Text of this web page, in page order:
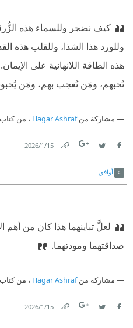
كيف نضجر وللسماء هذه
وللورد هذا الشذا، وللقلب هذه
هذه الطاقة اللانهائية على
نُحبهم، ومَن نُعجب بهم، ومَن
مشاركة منHagar Ashraf ، من كتاب
15‏/1‏/2026
أوافق
لعلَّ تباينهما هذا كان من أهم
صداقتهما ومودتهما.
مشاركة منHagar Ashraf ، من كتاب
15‏/1‏/2026